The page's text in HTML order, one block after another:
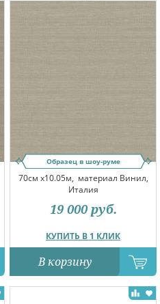
Образец в шоу-руме
70см x10.05м, материал Винил,
Италия
КУПИТЬ В 1 КЛИК
19 000 руб.
В корзину